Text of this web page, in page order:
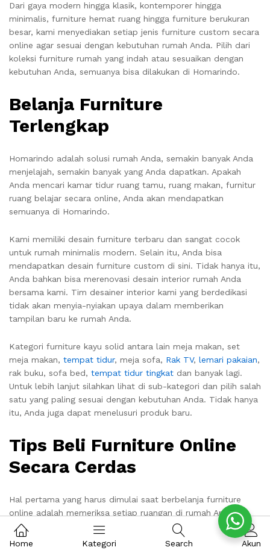
Dari gaya modern hingga klasik, kontemporer hingga
minimalis, furniture hemat ruang hingga furniture berukuran
besar, kami menyediakan setiap jenis furniture custom secara
online agar sesuai dengan kebutuhan rumah Anda. Pilih dari
koleksi furniture rumah yang indah atau sesuaikan dengan
kebutuhan Anda, semuanya bisa dilakukan di Homarindo.
Belanja Furniture
Terlengkap
Homarindo adalah solusi rumah Anda, semakin banyak Anda
menjelajah, semakin banyak yang Anda dapatkan. Apakah
Anda mencari kamar tidur ruang tamu, ruang makan, furnitur
ruang belajar secara online, Anda akan mendapatkan
semuanya di Homarindo.
Kami memiliki desain furniture terbaru dan sangat cocok
untuk rumah minimalis modern. Selain itu, Anda bisa
mendapatkan desain furniture custom di sini. Tidak hanya itu,
Anda bahkan bisa merenovasi desain interior rumah Anda
bersama kami. Tim desainer interior kami yang berdedikasi
tidak akan menyia-nyiakan upaya dalam memberikan
tampilan baru ke rumah Anda.
Kategori furniture kayu solid antara lain meja makan, set
meja makan, tempat tidur, meja sofa, Rak TV, lemari pakaian,
rak buku, sofa bed, tempat tidur tingkat dan banyak lagi.
Untuk lebih lanjut silahkan lihat di sub-kategori dan pilih salah
satu yang paling sesuai dengan kebutuhan Anda. Tidak hanya
itu, Anda juga dapat menelusuri produk baru.
Tips Beli Furniture Online
Secara Cerdas
Hal pertama yang harus dimulai saat berbelanja furniture
online adalah memeriksa setiap ruangan di rumah Anda
dengan sangat hati-hati. Buat daftar dan periksa apa yang
sebenarnya dibutuhkan semua furniture dan dapatkan
Home Kategori Search Akun